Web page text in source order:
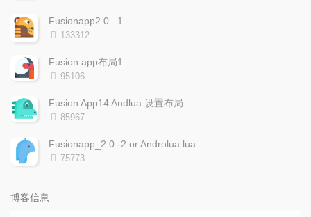
次
数:
Fusionapp2.0 _1
浏
次
数:
133312
Fusion app布局1
浏
次
数:
95106
Fusion App14 Andlua 设置布局
浏
次
数:
85967
Fusionapp_2.0 -2 or Androlua lua
浏
75773
博客信息